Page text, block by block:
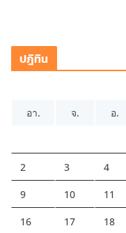
ปฎิทิน
อา.
จ. อ.
2 3 4
9 10 11
16 17 18